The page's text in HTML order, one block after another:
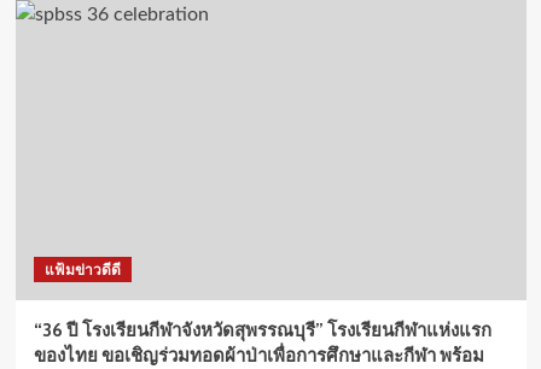
แฟ้มข่าวดีดี
“36 ปี โรงเรียนกีฬาจังหวัดสุพรรณบุรี” โรงเรียนกีฬาแห่งแรก
ของไทย ขอเชิญร่วมทอดผ้าป่าเพื่อการศึกษาและกีฬา พร้อม